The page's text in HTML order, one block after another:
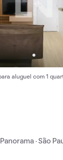
aluguel com 1
· São